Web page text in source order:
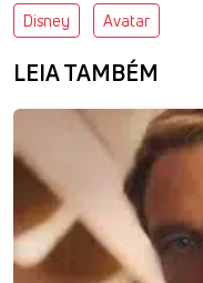
Disney Avatar
LEIA TAMBÉM